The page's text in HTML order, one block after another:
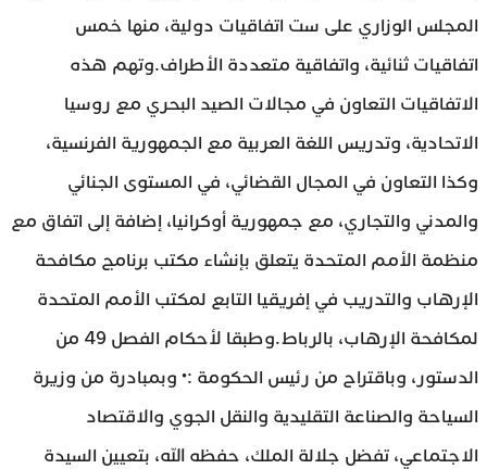
المجلس الوزاري على ست اتفاقيات دولية، منها خمس
اتفاقيات ثنائية، واتفاقية متعددة الأطراف.وتهم هذه
الاتفاقيات التعاون في مجالات الصيد البحري مع روسيا
الاتحادية، وتدريس اللغة العربية مع الجمهورية الفرنسية،
وكذا التعاون في المجال القضائي، في المستوى الجنائي
والمدني والتجاري، مع جمهورية أوكرانيا، إضافة إلى اتفاق مع
منظمة الأمم المتحدة يتعلق بإنشاء مكتب برنامج مكافحة
الإرهاب والتدريب في إفريقيا التابع لمكتب الأمم المتحدة
لمكافحة الإرهاب، بالرباط.وطبقا لأحكام الفصل 49 من
الدستور، وباقتراح من رئيس الحكومة :• وبمبادرة من وزيرة
السياحة والصناعة التقليدية والنقل الجوي والاقتصاد
الاجتماعي، تفضل جلالة الملك، حفظه الله، بتعيين السيدة